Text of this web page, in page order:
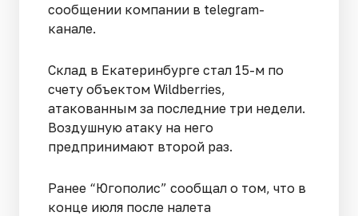
сообщении компании в telegram-
канале.
Склад в Екатеринбурге стал 15-м по
счету объектом Wildberries,
атакованным за последние три недели.
Воздушную атаку на него
предпринимают второй раз.
Ранее “Югополис” сообщал о том, что в
конце июля после налета